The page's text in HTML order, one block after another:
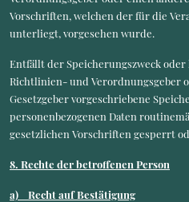
Vorschriften, welchen der für die
unterliegt, vorgesehen wurde.
Entfällt der Speicherungszweck
Richtlinien- und Verordnungsgeber
Gesetzgeber vorgeschriebene
personenbezogenen Daten
gesetzlichen Vorschriften gesperrt
8. Rechte der betroffenen Person
a) Recht auf Bestätigung